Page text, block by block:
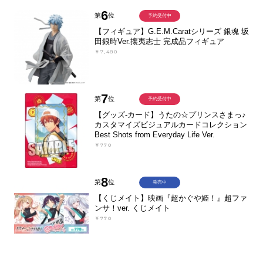
第6位
【フィギュア】G.E.M.Caratシリーズ 銀魂 坂
田銀時Ver.攘夷志士 完成品フィギュア
￥7,480
予約受付中
第7位
【グッズ-カード】うたの☆プリンスさまっ♪
カスタマイズビジュアルカードコレクション
Best Shots from Everyday Life Ver.
￥770
予約受付中
第8位
【くじメイト】映画『超かぐや姫！』超ファ
ンサ！ver. くじメイト
￥770
発売中